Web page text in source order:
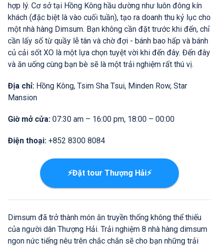
hợp lý. Cơ sở tại Hồng Kông hầu dường như luôn đông kín
khách (đặc biệt là vào cuối tuần), tạo ra doanh thu kỷ lục cho
một nhà hàng Dimsum. Bạn không cần đặt trước khi đến, chỉ
cần lấy số từ quầy lễ tân và chờ đợi - bánh bao hấp và bánh
củ cải sốt XO là một lựa chọn tuyệt vời khi đến đây. Đến đây
và ăn uống cùng bạn bè sẽ là một trải nghiệm rất thú vị.
Địa chỉ: Hồng Kông, Tsim Sha Tsui, Minden Row, Star
Mansion
Giờ mở cửa: 07:30 am – 16:00 pm, 18:00 – 00:00
Điện thoại: +852 8300 8084
⚡Đặt tour Thượng Hải⚡
Dimsum đã trở thành món ăn truyền thống không thể thiếu
của người dân Thượng Hải. Trải nghiệm 8 nhà hàng dimsum
ngon nức tiếng nêu trên chắc chắn sẽ cho bạn những trải